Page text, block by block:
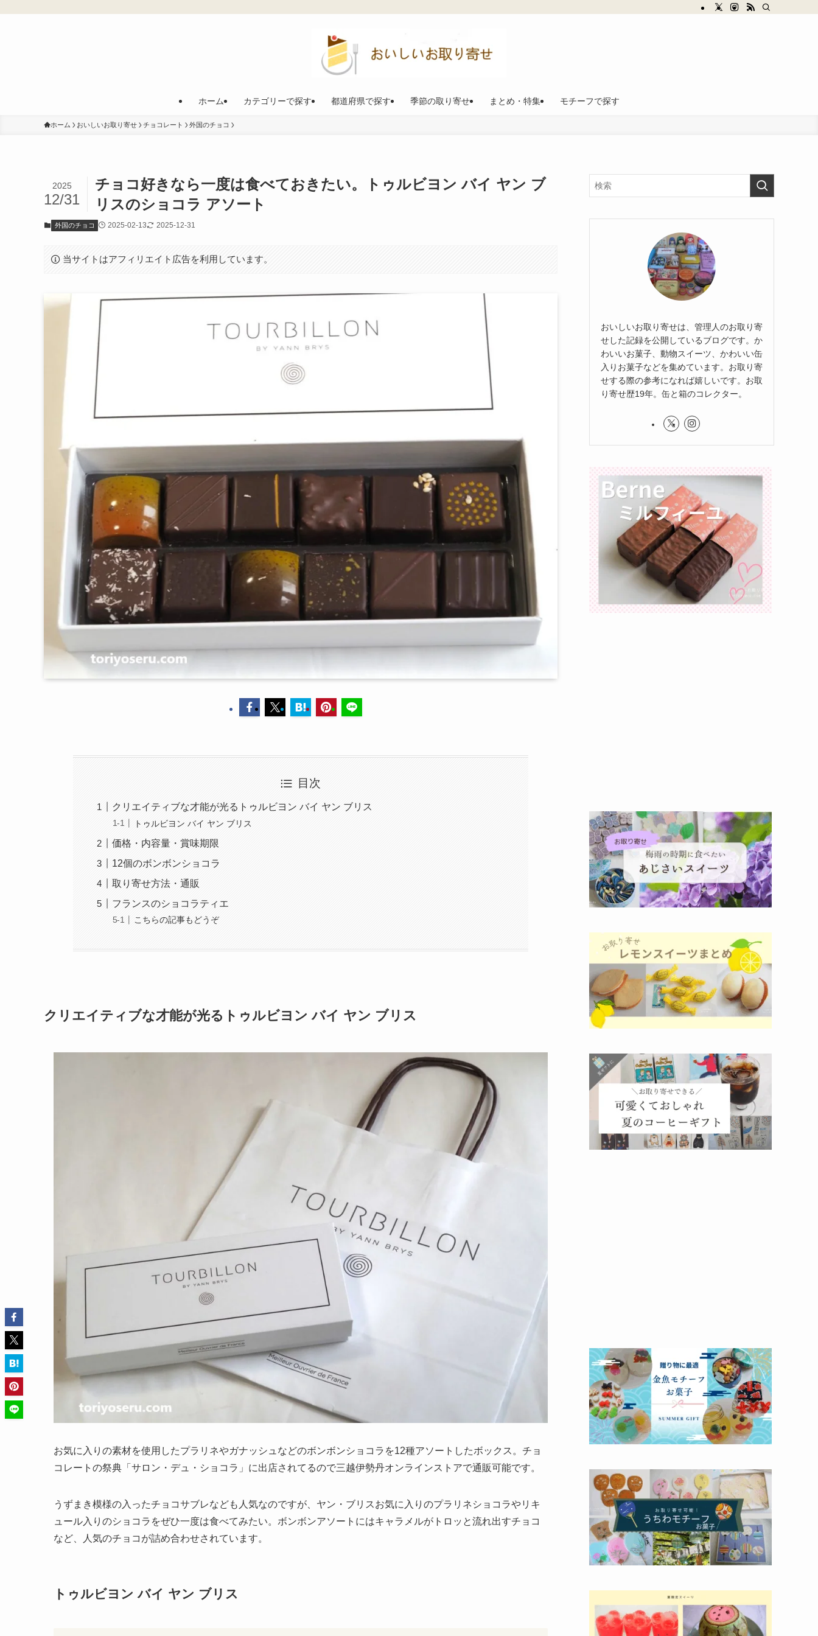
ホーム カテゴリーで探す 都道府県で探す 季節の取り寄せ まとめ・特集 モチーフで探す
ホーム おいしいお取り寄せ チョコレート 外国のチョコ
チョコ好きなら一度は食べておきたい。トゥルビヨン バイ ヤン ブ
リスのショコラ アソート
2025
12/31
外国のチョコ 2025-02-13 2025-12-31
当サイトはアフィリエイト広告を利用しています。
目次
クリエイティブな才能が光るトゥルビヨン バイ ヤン ブリス
トゥルビヨン バイ ヤン ブリス
価格・内容量・賞味期限
12個のボンボンショコラ
取り寄せ方法・通販
フランスのショコラティエ
こちらの記事もどうぞ
クリエイティブな才能が光るトゥルビヨン バイ ヤン ブリス
お気に入りの素材を使用したプラリネやガナッシュなどのボンボンショコラを12種アソートしたボックス。チョ
コレートの祭典「サロン・デュ・ショコラ」に出店されてるので三越伊勢丹オンラインストアで通販可能です。
うずまき模様の入ったチョコサブレなども人気なのですが、ヤン・ブリスお気に入りのプラリネショコラやリキ
ュール入りのショコラをぜひ一度は食べてみたい。ボンボンアソートにはキャラメルがトロッと流れ出すチョコ
など、人気のチョコが詰め合わせされています。
トゥルビヨン バイ ヤン ブリス
おいしいお取り寄せは、管理人のお取り寄
せした記録を公開しているブログです。か
わいいお菓子、動物スイーツ、かわいい缶
入りお菓子などを集めています。お取り寄
せする際の参考になれば嬉しいです。お取
り寄せ歴19年。缶と箱のコレクター。